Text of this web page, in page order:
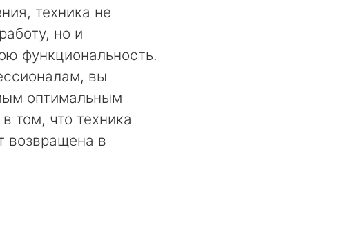
техника не
но и
функциональность.
вы
оптимальным
том, что техника
возвращена в